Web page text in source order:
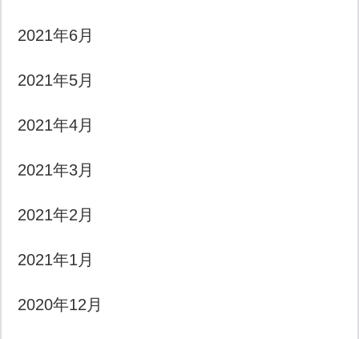
2021年6月
2021年5月
2021年4月
2021年3月
2021年2月
2021年1月
2020年12月